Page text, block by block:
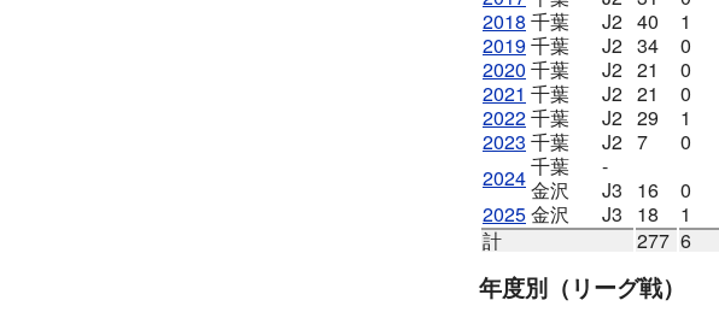
2018 千葉 J2 40 1
2019千葉 J2 34 0
2020 千葉 J2 21 0
2021 千葉 J2 21 0
2022千葉 J2 29 1
2023 千葉 J2 7 0
2024千葉 -
金沢
J3 16 0
2025金沢 J3 18 1
計
277 6
年度別 （リーグ戦）